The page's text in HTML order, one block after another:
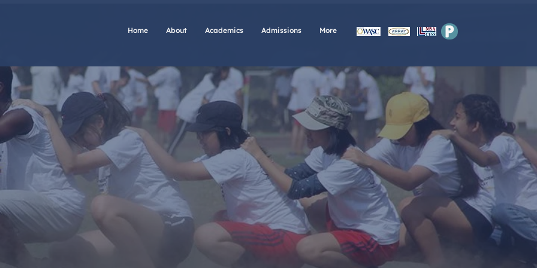
Home About Academics Admissions More